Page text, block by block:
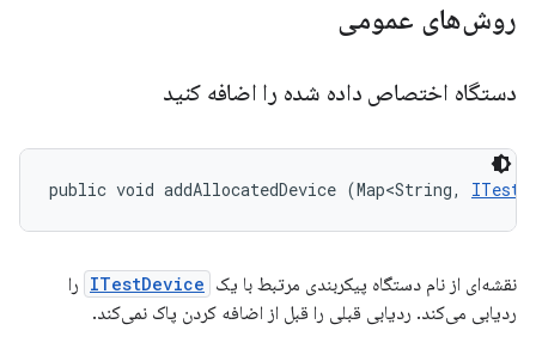
روش‌های عمومی
دستگاه اختصاص داده شده را اضافه کنید
public void addAllocatedDevice (Map<String,
نقشه‌ای از نام دستگاه پیکربندی مرتبط با یک ITestDevice را
ردیابی می‌کند. ردیابی قبلی را قبل از اضافه کردن پاک نمی‌کند.